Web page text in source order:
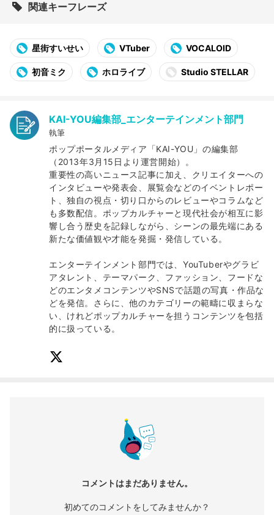
関連キーフレーズ
星街すいせい VTuber VOCALOID
初音ミク ホロライブ Studio STELLAR
KAI-YOU編集部_エンターテインメント部門
執筆
ポップポータルメディア「KAI-YOU」の編集部
（2013年3月15日より運営開始）。
重要性の高いニュース記事に加え、クリエイターへの
インタビューや発表会、展覧会などのイベントレポー
ト、独自の視点・切り口からのレビューやコラムなど
も多数配信。ポップカルチャーと現代社会が相互に影
響し合う歴史を記録しながら、シーンの最先端にある
新たな価値観や才能を発掘・発信している。
エンターテインメント部門では、YouTuberやグラビ
アタレント、テーマパーク、ファッション、フードな
どのエンタメコンテンツやSNSで話題の写真・作品な
どを発信。さらに、他のカテゴリーの範疇に収まらな
い、けれどポップカルチャーを担うコンテンツを包括
的に扱っている。
コメントはまだありません。
初めてのコメントをしてみませんか？